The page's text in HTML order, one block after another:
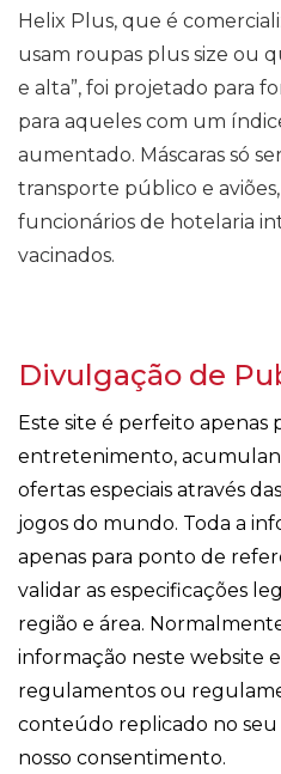
Helix Plus, que é
usam roupas plus size ou
e alta”, foi projetado para
para aqueles com um
aumentado. Máscaras só
transporte público e
funcionários de hotelaria
vacinados.
Divulgação de
Este site é perfeito apenas
entretenimento,
ofertas especiais através
jogos do mundo. Toda a
apenas para ponto de
validar as especificações
região e área.
informação neste website
regulamentos ou
conteúdo replicado no seu
nosso consentimento.